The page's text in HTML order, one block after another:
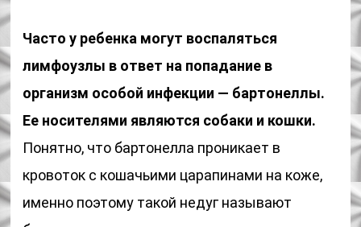
Часто у ребенка могут воспаляться
лимфоузлы в ответ на попадание в
организм особой инфекции — бартонеллы.
Ее носителями являются собаки и кошки.
Понятно, что бартонелла проникает в
кровоток с кошачьими царапинами на коже,
именно поэтому такой недуг называют